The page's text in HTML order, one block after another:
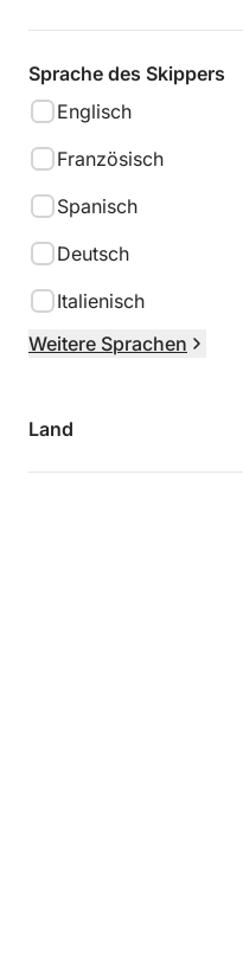
Sprache des Skippers
Englisch
Französisch
Spanisch
Deutsch
Italienisch
Weitere Sprachen
Land